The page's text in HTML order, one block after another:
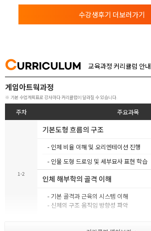
수강생후기 더보러가기
CURRICULUM 교육과정 커리큘럼 안내
게임아트웍과정
※ 기본 수업계획표로 강사마다 커리큘럼이 달라질 수 있습니다.
주차 주요과목
1-2
기본도형 흐름의 구조
- 인체 비율 이해 및 오리엔테이션 진행
- 인물 도형 드로잉 및 세부묘사 표현 학습
인체 해부학의 골격 이해
- 기본 골격과 근육의 시스템 이해
- 신체의 구조 움직임 방향성 파악